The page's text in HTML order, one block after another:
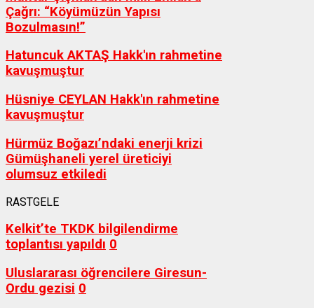
Çağrı: “Köyümüzün Yapısı
Bozulmasın!”
Hatuncuk AKTAŞ Hakk'ın rahmetine
kavuşmuştur
Hüsniye CEYLAN Hakk'ın rahmetine
kavuşmuştur
Hürmüz Boğazı’ndaki enerji krizi
Gümüşhaneli yerel üreticiyi
olumsuz etkiledi
RASTGELE
Kelkit’te TKDK bilgilendirme
toplantısı yapıldı 0
Uluslararası öğrencilere Giresun-
Ordu gezisi 0